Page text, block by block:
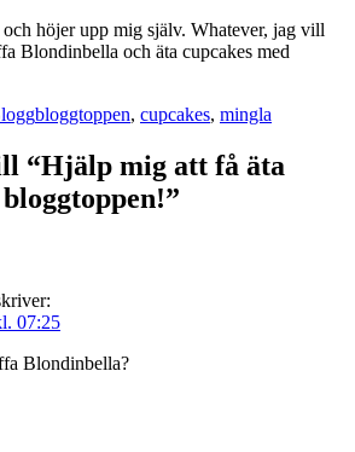
höjer upp mig själv. Whatever, jag vill
Blondinbella och äta cupcakes med
Taggar
bloggtoppen, cupcakes, mingla
“Hjälp mig att få äta
07:25
Blondinbella?